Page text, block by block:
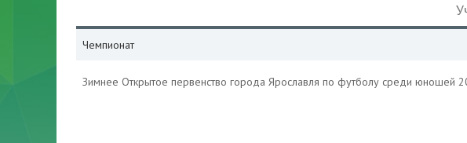
Чемпионат
Зимнее Открытое первенство города Ярославля по футболу среди юношей